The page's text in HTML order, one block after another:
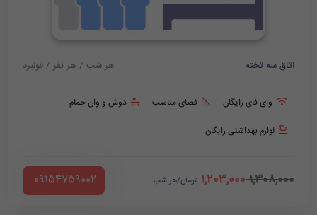
اتاق سه تخته هر شب / هر نفر / فولبرد
وای فای رایگان فضای مناسب دوش و وان حمام
لوازم بهداشتی رایگان
1,308,000
1,203,000 تومان/هر شب ‪ 09154759002